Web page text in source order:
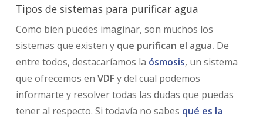
Tipos de sistemas para purificar agua
Como bien puedes imaginar, son muchos los
sistemas que existen y que purifican el agua. De
entre todos, destacaríamos la ósmosis, un sistema
que ofrecemos en VDFy del cual podemos
informarte y resolver todas las dudas que puedas
tener al respecto. Si todavía no sabes qué es la